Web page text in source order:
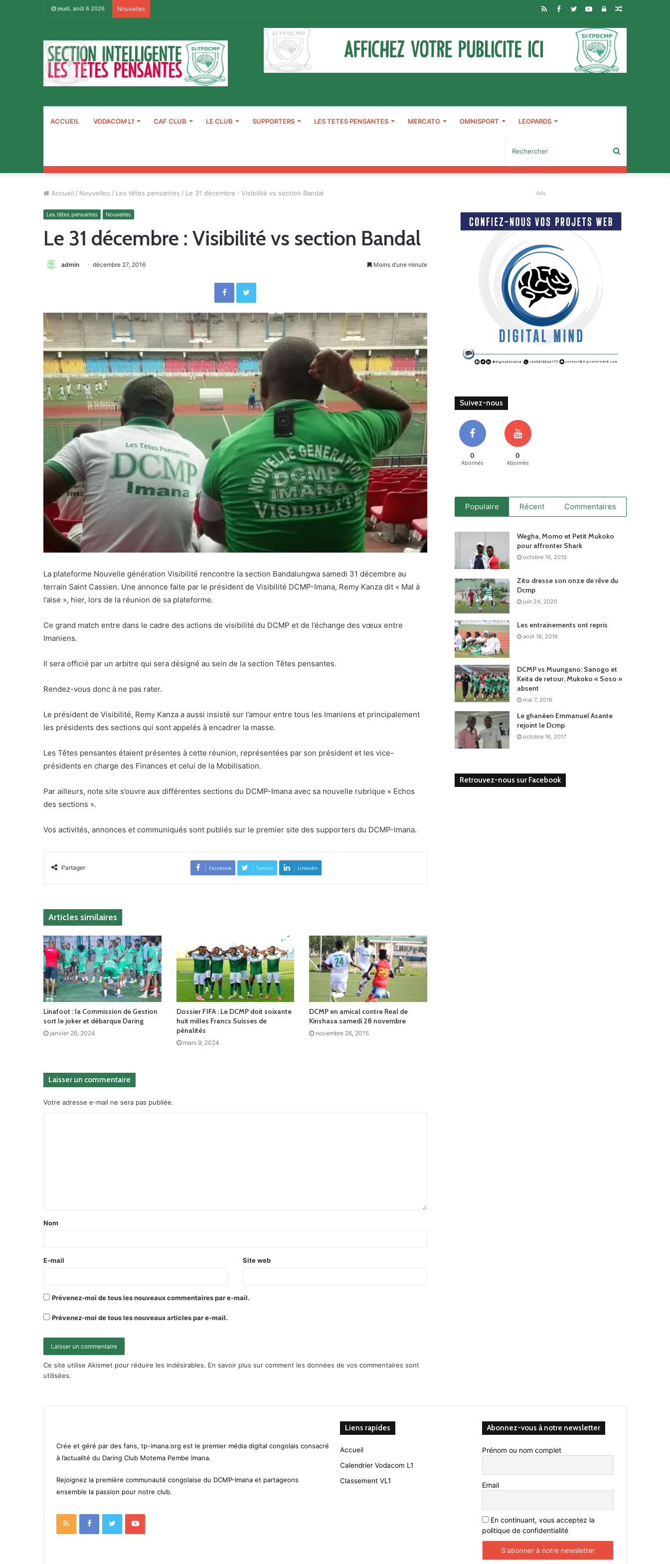
jeudi, août 6 2026 Nouvelles Article
Connexion
YouTube
Twitter
Facebook
RSS
ACCUEIL VODACOM L1 CAF CLUB LE CLUB SUPPORTERS LES TETES PENSANTES MERCATO OMNISPORT LEOPARDS
Accueil / Nouvelles / Les têtes pensantes / Le 31 décembre : Visibilité vs section Bandal
Les têtes pensantes Nouvelles
Le 31 décembre : Visibilité vs section Bandal
admin décembre 27, 2016 Moins d’une minute
FacebookTwitter
La plateforme Nouvelle génération Visibilité rencontre la section Bandalungwa samedi 31 décembre au
terrain Saint Cassien. Une annonce faite par le président de Visibilité DCMP-Imana, Remy Kanza dit « Mal à
l’aise », hier, lors de la réunion de sa plateforme.
Ce grand match entre dans le cadre des actions de visibilité du DCMP et de l’échange des vœux entre
Imaniens.
Il sera officié par un arbitre qui sera désigné au sein de la section Têtes pensantes.
Rendez-vous donc à ne pas rater.
Le président de Visibilité, Remy Kanza a aussi insisté sur l’amour entre tous les Imaniens et principalement
les présidents des sections qui sont appelés à encadrer la masse.
Les Têtes pensantes étaient présentes à cette réunion, représentées par son président et les vice-
présidents en charge des Finances et celui de la Mobilisation.
Par ailleurs, note site s’ouvre aux différentes sections du DCMP-Imana avec sa nouvelle rubrique « Echos
des sections ».
Vos activités, annonces et communiqués sont publiés sur le premier site des supporters du DCMP-Imana.
Partager Facebook Twitter Linkedin
Articles similaires
Linafoot : la Commission de Gestion
sort le joker et débarque Daring
janvier 26, 2024
Dossier FIFA : Le DCMP doit soixante
huit milles Francs Suisses de
pénalités
mars 9, 2024
DCMP en amical contre Real de
Kinshasa samedi 28 novembre
novembre 26, 2015
Laisser un commentaire
Votre adresse e-mail ne sera pas publiée.
Nom
E-mail Site web
Prévenez-moi de tous les nouveaux commentaires par e-mail.
Prévenez-moi de tous les nouveaux articles par e-mail.
Ce site utilise Akismet pour réduire les indésirables. En savoir plus sur comment les données de vos commentaires sont
utilisées.
Ads
Suivez-nous
0
Abonnés
0
Abonnés
Populaire Récent Commentaires
Wegha, Momo et Petit Mukoko
pour affronter Shark
octobre 16, 2015
Zito dresse son onze de rêve du
Dcmp
juin 24, 2020
Les entrainements ont repris
août 18, 2016
DCMP vs Muungano: Sanogo et
Keita de retour, Mukoko « Soso »
absent
mai 7, 2016
Le ghanéen Emmanuel Asante
rejoint le Dcmp
octobre 16, 2017
Retrouvez-nous sur Facebook
Crée et géré par des fans, tp-imana.org est le premier média digital congolais consacré
à l’actualité du Daring Club Motema Pembe Imana.
Rejoignez la première communauté congolaise du DCMP-Imana et partageons
ensemble la passion pour notre club.
RSS FacebookTwitterYouTube
Liens rapides
Accueil
Calendrier Vodacom L1
Classement VL1
Abonnez-vous à notre newsletter
Prénom ou nom complet
Email
En continuant, vous acceptez la
politique de confidentialité